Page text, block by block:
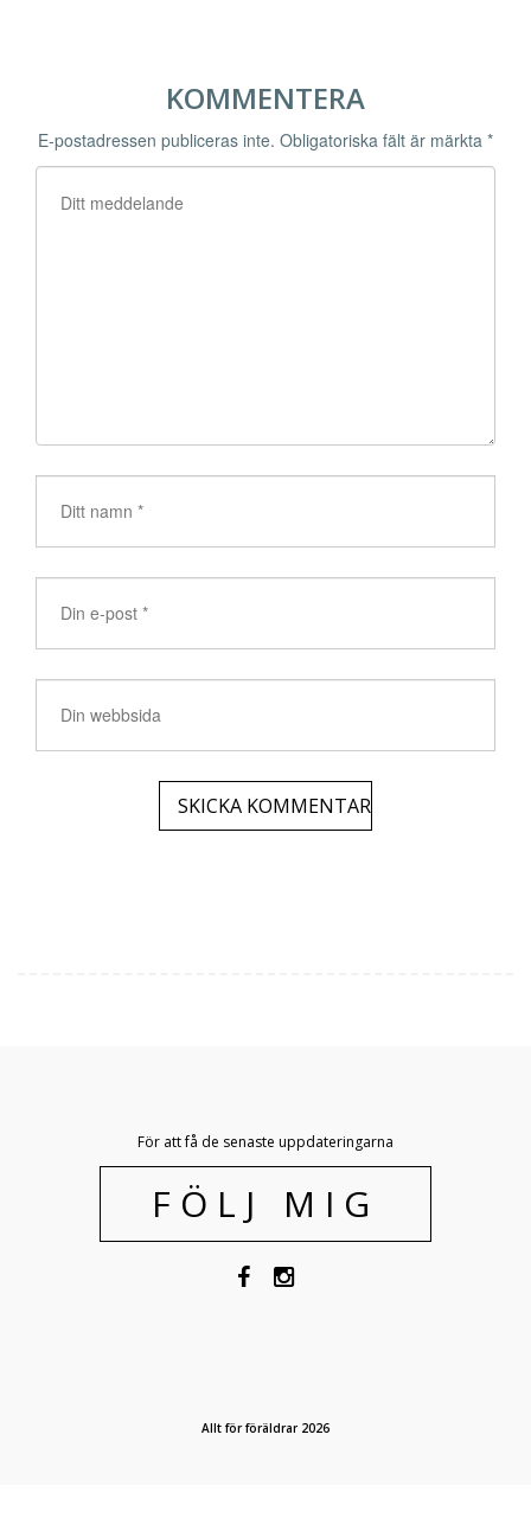
KOMMENTERA
E-postadressen publiceras inte. Obligatoriska fält är märkta *
För att få de senaste uppdateringarna
FÖLJ MIG
Allt för föräldrar 2026